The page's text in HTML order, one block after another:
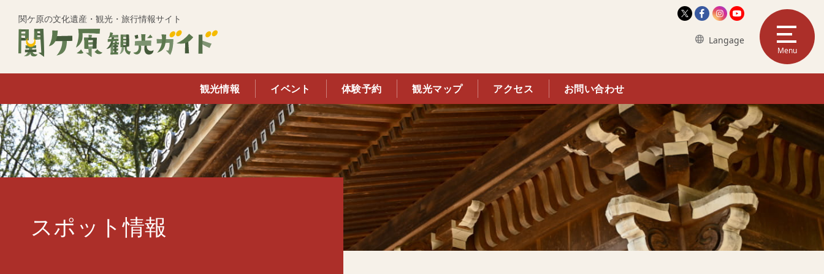
関ケ原の文化遺産・観光・旅行情報サイト
言語選択メニューを表示
Langage
サイトメ
Menu
関ケ原観光情報 公式X（外部サ
関ケ原観光情報 公式
関ケ原観光情報 公式
関ケ原観光情報 公
観光情報 イベント 体験予約 観光マップ アクセス お問い合わせ
スポット情報